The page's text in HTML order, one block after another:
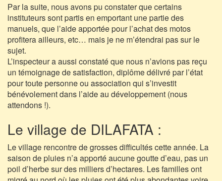
Par la suite, nous avons pu constater que certains
instituteurs sont partis en emportant une partie des
manuels, que l’aide apportée pour l’achat des motos
profitera ailleurs, etc… mais je ne m’étendrai pas sur le
sujet.
L’inspecteur a aussi constaté que nous n’avions pas reçu
un témoignage de satisfaction, diplôme délivré par l’état
pour toute personne ou association qui s’investit
bénévolement dans l’aide au développement (nous
attendons !).
Le village de DILAFATA :
Le village rencontre de grosses difficultés cette année. La
saison de pluies n’a apporté aucune goutte d’eau, pas un
poil d’herbe sur des milliers d’hectares. Les familles ont